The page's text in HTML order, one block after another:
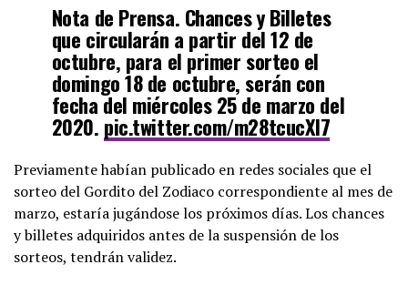
Nota de Prensa. Chances y Billetes
que circularán a partir del 12 de
octubre, para el primer sorteo el
domingo 18 de octubre, serán con
fecha del miércoles 25 de marzo del
2020. pic.twitter.com/m28tcucXI7
— Lotería Nacional Pmá (@lnbpma)September 29, 2020
Previamente habían publicado en redes sociales que el
sorteo del Gordito del Zodiaco correspondiente al mes de
marzo, estaría jugándose los próximos días. Los chances
y billetes adquiridos antes de la suspensión de los
sorteos, tendrán validez.